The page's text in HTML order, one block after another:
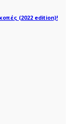
(2022 edition)!